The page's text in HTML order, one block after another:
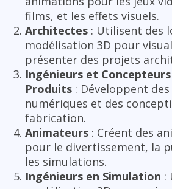
films, et les effets visuels.
Architectes : Utilisent des
modélisation 3D pour
présenter des projets
Ingénieurs et
Produits : Développent
numériques et des
fabrication.
Animateurs : Créent des
pour le divertissement, la
les simulations.
Ingénieurs en Simulation :